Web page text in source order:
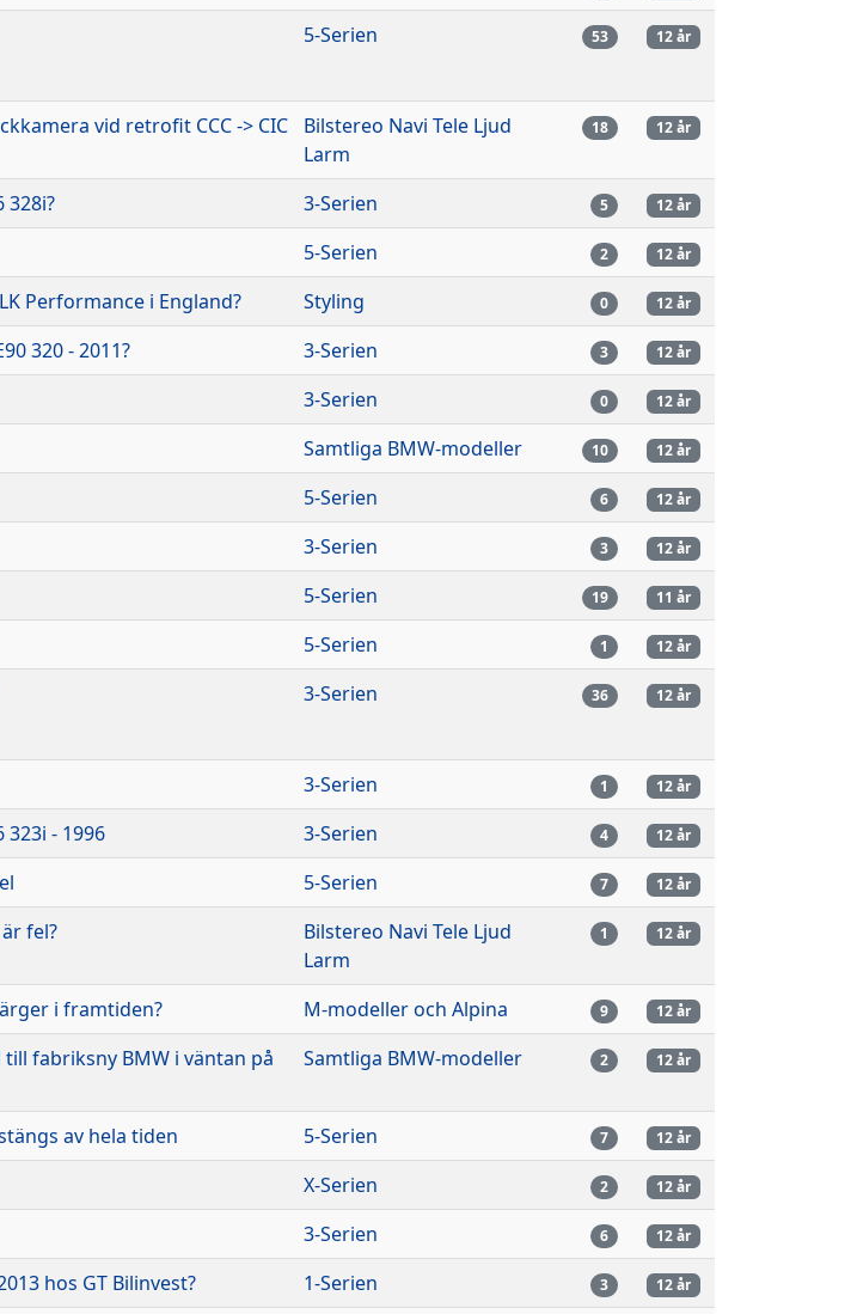
5-Serien 53 12 år
vid retrofit CCC -> CIC
Bilstereo Navi Tele Ljud
Larm
18 12 år
3-Serien 5 12 år
5-Serien 2 12 år
Performance i England? Styling 0 12 år
320 - 2011? 3-Serien 3 12 år
3-Serien 0 12 år
Samtliga BMW-modeller 10 12 år
5-Serien 6 12 år
3-Serien 3 12 år
5-Serien 19 11 år
5-Serien 1 12 år
3-Serien 36 12 år
3-Serien 1 12 år
- 1996 3-Serien 4 12 år
5-Serien 7 12 år
fel?
Bilstereo Navi Tele Ljud
Larm
1 12 år
i framtiden? M-modeller och Alpina 9 12 år
fabriksny BMW i väntan på
Samtliga BMW-modeller 2 12 år
av hela tiden 5-Serien 7 12 år
X-Serien 2 12 år
3-Serien 6 12 år
hos GT Bilinvest? 1-Serien 3 12 år